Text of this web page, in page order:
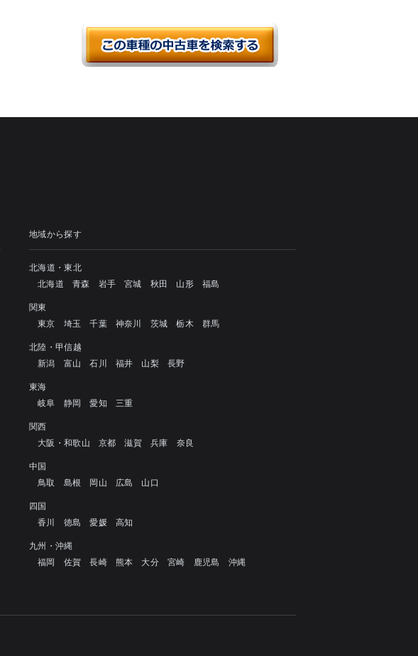
地域から探す
北海道・東北
北海道
青森 岩手 宮城 秋田 山形 福島
関東
東京
埼玉 千葉 神奈川 茨城 栃木 群馬
北陸・甲信越
新潟
富山 石川 福井 山梨 長野
東海
岐阜
静岡 愛知 三重
関西
大阪・和歌山
京都 滋賀 兵庫 奈良
中国
鳥取
島根 岡山 広島 山口
四国
香川
徳島 愛媛 高知
九州・沖縄
福岡
佐賀 長崎 熊本 大分 宮崎 鹿児島 沖縄